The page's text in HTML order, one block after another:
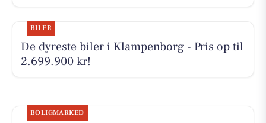
BILER
De dyreste biler i Klampenborg - Pris op til
2.699.900 kr!
BOLIGMARKED